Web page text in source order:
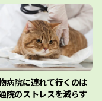
病院に連れて行くのは
院のストレスを減らす